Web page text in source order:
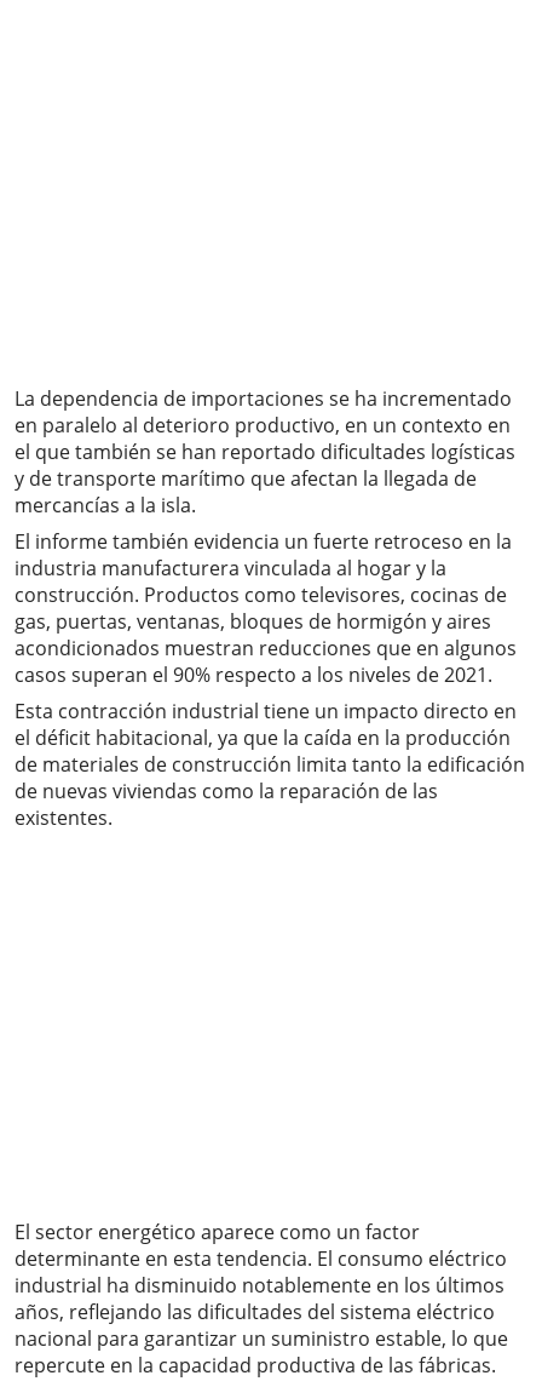
La dependencia de importaciones se ha incrementado
en paralelo al deterioro productivo, en un contexto en
el que también se han reportado dificultades logísticas
y de transporte marítimo que afectan la llegada de
mercancías a la isla.
El informe también evidencia un fuerte retroceso en la
industria manufacturera vinculada al hogar y la
construcción. Productos como televisores, cocinas de
gas, puertas, ventanas, bloques de hormigón y aires
acondicionados muestran reducciones que en algunos
casos superan el 90% respecto a los niveles de 2021.
Esta contracción industrial tiene un impacto directo en
el déficit habitacional, ya que la caída en la producción
de materiales de construcción limita tanto la edificación
de nuevas viviendas como la reparación de las
existentes.
El sector energético aparece como un factor
determinante en esta tendencia. El consumo eléctrico
industrial ha disminuido notablemente en los últimos
años, reflejando las dificultades del sistema eléctrico
nacional para garantizar un suministro estable, lo que
repercute en la capacidad productiva de las fábricas.